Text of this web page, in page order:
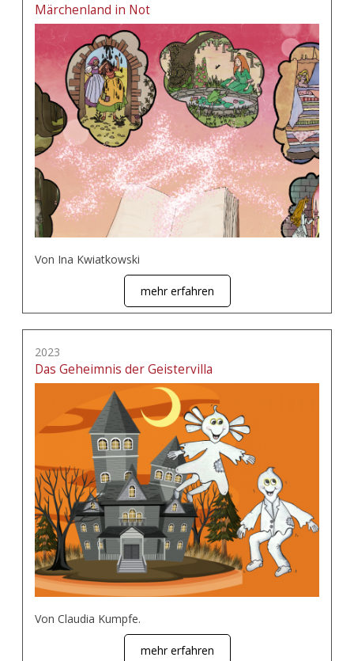
Märchenland in Not
Von Ina Kwiatkowski
mehr erfahren
2023
Das Geheimnis der Geistervilla
Von Claudia Kumpfe.
mehr erfahren